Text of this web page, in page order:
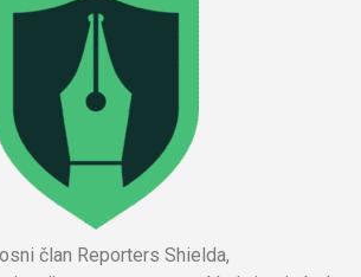
član Reporters Shielda,